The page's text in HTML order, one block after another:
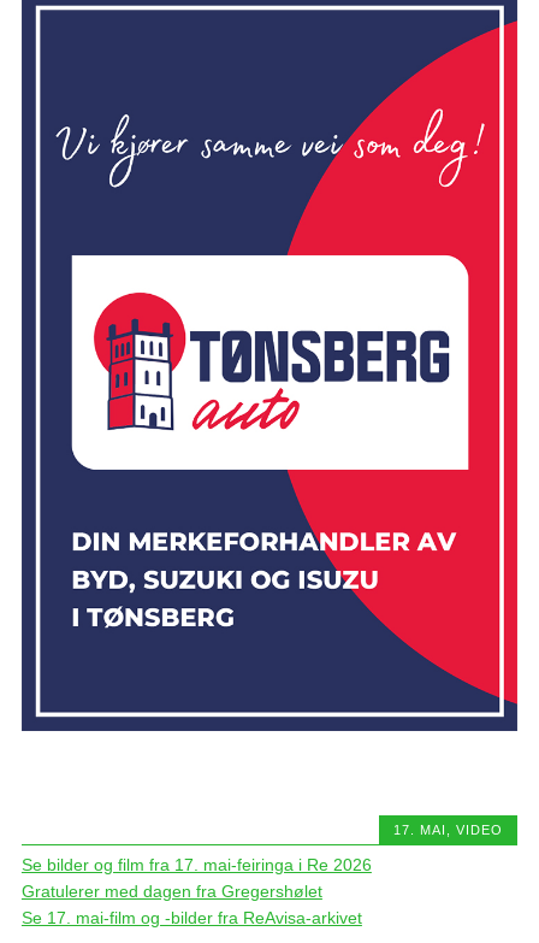
17. MAI ,VIDEO
Se bilder og film fra 17. mai-feiringa i Re 2026
Gratulerer med dagen fra Gregershølet
Se 17. mai-film og -bilder fra ReAvisa-arkivet